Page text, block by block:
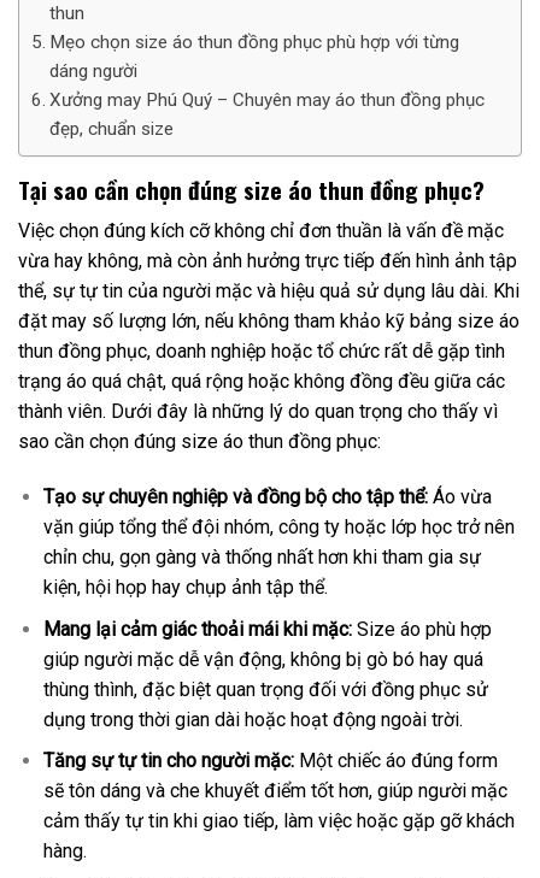
thun​
Mẹo chọn size áo thun đồng phục phù hợp với từng
dáng người
Xưởng may Phú Quý – Chuyên may áo thun đồng phục
đẹp, chuẩn size
Tại sao cần chọn đúng size áo thun đồng phục?
Việc chọn đúng kích cỡ không chỉ đơn thuần là vấn đề mặc
vừa hay không, mà còn ảnh hưởng trực tiếp đến hình ảnh tập
thể, sự tự tin của người mặc và hiệu quả sử dụng lâu dài. Khi
đặt may số lượng lớn, nếu không tham khảo kỹ bảng size áo
thun đồng phục, doanh nghiệp hoặc tổ chức rất dễ gặp tình
trạng áo quá chật, quá rộng hoặc không đồng đều giữa các
thành viên. Dưới đây là những lý do quan trọng cho thấy vì
sao cần chọn đúng size áo thun đồng phục:
Tạo sự chuyên nghiệp và đồng bộ cho tập thể:Áo vừa
vặn giúp tổng thể đội nhóm, công ty hoặc lớp học trở nên
chỉn chu, gọn gàng và thống nhất hơn khi tham gia sự
kiện, hội họp hay chụp ảnh tập thể.
Mang lại cảm giác thoải mái khi mặc:Size áo phù hợp
giúp người mặc dễ vận động, không bị gò bó hay quá
thùng thình, đặc biệt quan trọng đối với đồng phục sử
dụng trong thời gian dài hoặc hoạt động ngoài trời.
Tăng sự tự tin cho người mặc:Một chiếc áo đúng form
sẽ tôn dáng và che khuyết điểm tốt hơn, giúp người mặc
cảm thấy tự tin khi giao tiếp, làm việc hoặc gặp gỡ khách
hàng.